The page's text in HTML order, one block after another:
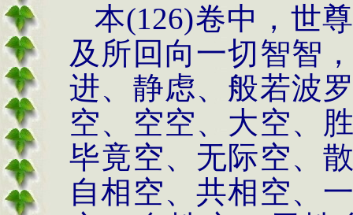
本(126)卷中，世
及所回向一切智智
进、静虑、般若波
空、空空、大空、
毕竟空、无际空、
自相空、共相空、